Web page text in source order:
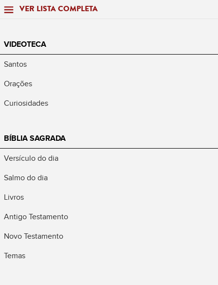
VER LISTA COMPLETA
VIDEOTECA
Santos
Orações
Curiosidades
BÍBLIA SAGRADA
Versículo do dia
Salmo do dia
Livros
Antigo Testamento
Novo Testamento
Temas